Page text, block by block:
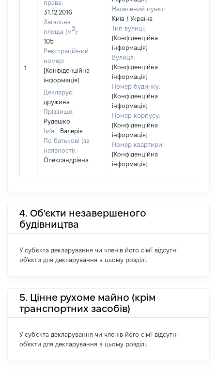
1
права:
31.12.2016
Загальна
площа (м2):
105
Реєстраційний
номер:
[Конфіденційна
інформація]
Декларує:
дружина
Прізвище:
Рудешко
Ім'я:
Валерія
По батькові (за
наявності):
Олександрівна
Населений пункт:
Київ / Україна
Тип вулиці:
[Конфіденційна
інформація]
Вулиця:
[Конфіденційна
інформація]
Номер будинку:
[Конфіденційна
інформація]
Номер корпусу:
[Конфіденційна
інформація]
Номер квартири:
[Конфіденційна
інформація]
4. Об'єкти незавершеного
будівництва
У суб'єкта декларування чи членів його сім'ї відсутні
об'єкти для декларування в цьому розділі.
5. Цінне рухоме майно (крім
транспортних засобів)
У суб'єкта декларування чи членів його сім'ї відсутні
об'єкти для декларування в цьому розділі.